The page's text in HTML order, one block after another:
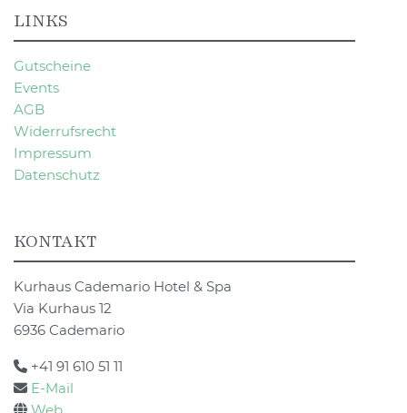
LINKS
Gutscheine
Events
AGB
Widerrufsrecht
Impressum
Datenschutz
KONTAKT
Kurhaus Cademario Hotel & Spa
Via Kurhaus 12
6936 Cademario
+41 91 610 51 11
E-Mail